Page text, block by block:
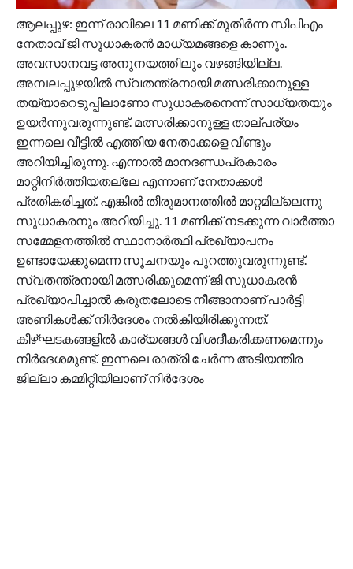
ആലപ്പുഴ: ഇന്ന് രാവിലെ 11 മണിക്ക് മുതിർന്ന സിപിഎം
നേതാവ് ജി സുധാകരൻ മാധ്യമങ്ങളെ കാണും.
അവസാനവട്ട അനുനയത്തിലും വഴങ്ങിയില്ല.
അമ്പലപ്പുഴയിൽ സ്വതന്ത്രനായി മത്സരിക്കാനുള്ള
തയ്യാറെടുപ്പിലാണോ സുധാകരനെന്ന് സാധ്യതയും
ഉയർന്നുവരുന്നുണ്ട്. മത്സരിക്കാനുള്ള താല്പര്യം
ഇന്നലെ വീട്ടിൽ എത്തിയ നേതാക്കളെ വീണ്ടും
അറിയിച്ചിരുന്നു. എന്നാൽ മാനദണ്ഡപ്രകാരം
മാറ്റിനിർത്തിയതല്ലേ എന്നാണ് നേതാക്കൾ
പ്രതികരിച്ചത്. എങ്കിൽ തീരുമാനത്തിൽ മാറ്റമില്ലെന്നു
സുധാകരനും അറിയിച്ചു. 11 മണിക്ക് നടക്കുന്ന വാർത്താ
സമ്മേളനത്തിൽ സ്ഥാനാർത്ഥി പ്രഖ്യാപനം
ഉണ്ടായേക്കുമെന്ന സൂചനയും പുറത്തുവരുന്നുണ്ട്.
സ്വതന്ത്രനായി മത്സരിക്കുമെന്ന് ജി സുധാകരൻ
പ്രഖ്യാപിച്ചാൽ കരുതലോടെ നീങ്ങാനാണ് പാർട്ടി
അണികൾക്ക് നിർദേശം നൽകിയിരിക്കുന്നത്.
കീഴ്ഘടകങ്ങളിൽ കാര്യങ്ങൾ വിശദീകരിക്കണമെന്നും
നിർദേശമുണ്ട്. ഇന്നലെ രാത്രി ചേർന്ന അടിയന്തിര
ജില്ലാ കമ്മിറ്റിയിലാണ് നിർദേശം